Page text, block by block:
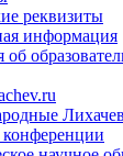
реквизиты
информация
об